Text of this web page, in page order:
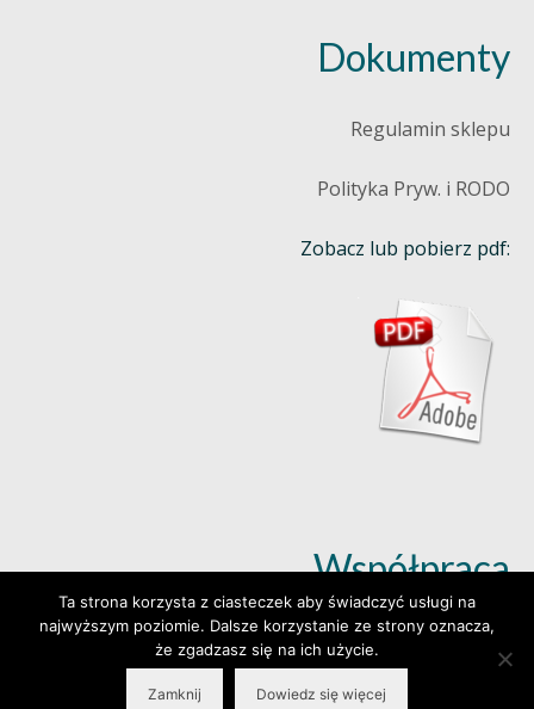
Dokumenty
Regulamin sklepu
Polityka Pryw. i RODO
Zobacz lub pobierz pdf:
Współpraca
Dowiedz się więcej (klik)
© 2026 Wylepianki - Made by: www.prosteWWW.pl
Ta strona korzysta z ciasteczek aby świadczyć usługi na
najwyższym poziomie. Dalsze korzystanie ze strony oznacza,
że zgadzasz się na ich użycie.
Zamknij Dowiedz się więcej